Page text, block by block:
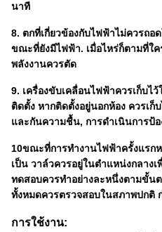
นาที
8. ตกที่เกี่ยวข้องกับไฟฟ้าไม่ควรถอ
ขณะที่ยังมีไฟฟ้า. เมื่อไหร่ก็ตามที่ใ
พลังงานควรตัด
9. เครื่องขับเคลื่อนไฟฟ้าควรเก็บไ
ติดตั้ง หากติดตั้งอยู่นอกห้อง ควรเก็
และกันความชื้น, การดําเนินการป้
10ขณะที่การทํางานไฟฟ้าครั้งแรก
เป็น วาล์วควรอยู่ในตําแหน่งกลาง
ทดสอบควรทําอย่างละหนึ่งตามขั้น
ทั้งหมดควรตรวจสอบในสภาพปกติ
การใช้งาน: